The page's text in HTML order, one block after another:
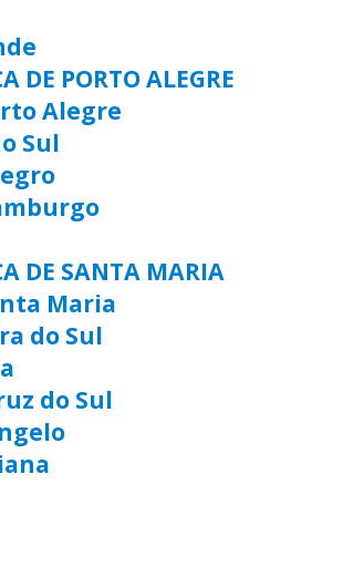
DE PORTO ALEGRE
Alegre
Sul
DE SANTA MARIA
Maria
do Sul
do Sul